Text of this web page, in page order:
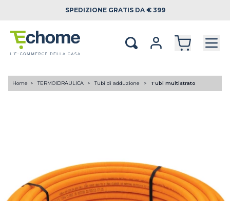
SPEDIZIONE GRATIS DA € 399
Home TERMOIDRAULICA Tubi di adduzione Tubi multistrato